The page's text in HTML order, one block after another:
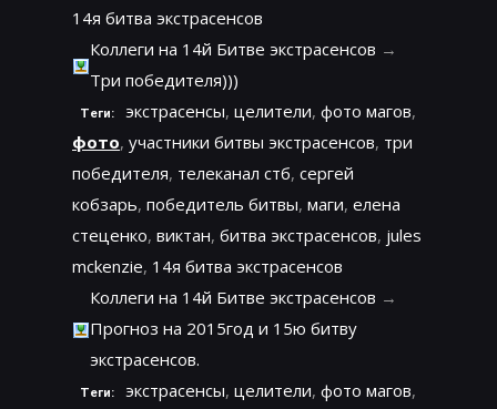
14я битва экстрасенсов
Коллеги на 14й Битве экстрасенсов →
Три победителя)))
Теги: экстрасенсы, целители, фото магов,
фото, участники битвы экстрасенсов, три
победителя, телеканал стб, сергей
кобзарь, победитель битвы, маги, елена
стеценко, виктан, битва экстрасенсов, jules
mckenzie, 14я битва экстрасенсов
Коллеги на 14й Битве экстрасенсов →
Прогноз на 2015год и 15ю битву
экстрасенсов.
Теги: экстрасенсы, целители, фото магов,